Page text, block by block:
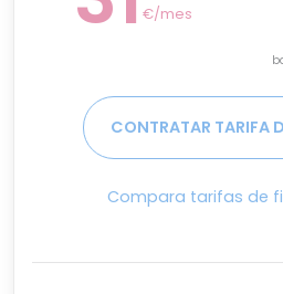
€/mes
CONTRATAR TARIFA
Compara tarifas de